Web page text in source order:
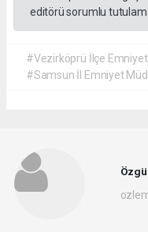
editörü sorumlu
#Vezirköprü İlçe
#Samsun İl Emniyet